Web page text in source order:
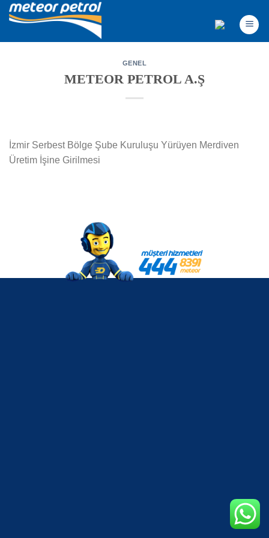
Skip
GENEL
METEOR PETROL A.Ş
İzmir Serbest Bölge Şube Kuruluşu Yürüyen Merdiven
Üretim İşine Girilmesi